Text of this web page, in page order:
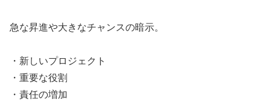
急な昇進や大きなチャンスの暗示。
・新しいプロジェクト
・重要な役割
・責任の増加